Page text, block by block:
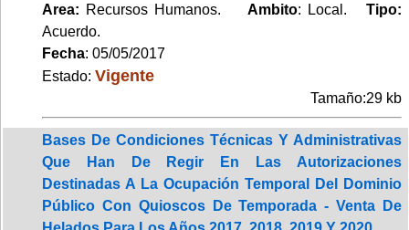
Area: Recursos Humanos. Ambito: Local.Tipo:
Acuerdo.
Fecha: 05/05/2017
Estado: Vigente
Tamaño:29 kb
Bases De Condiciones Técnicas Y Administrativas
Que Han De Regir En Las Autorizaciones
Destinadas A La Ocupación Temporal Del Dominio
Público Con Quioscos De Temporada - Venta De